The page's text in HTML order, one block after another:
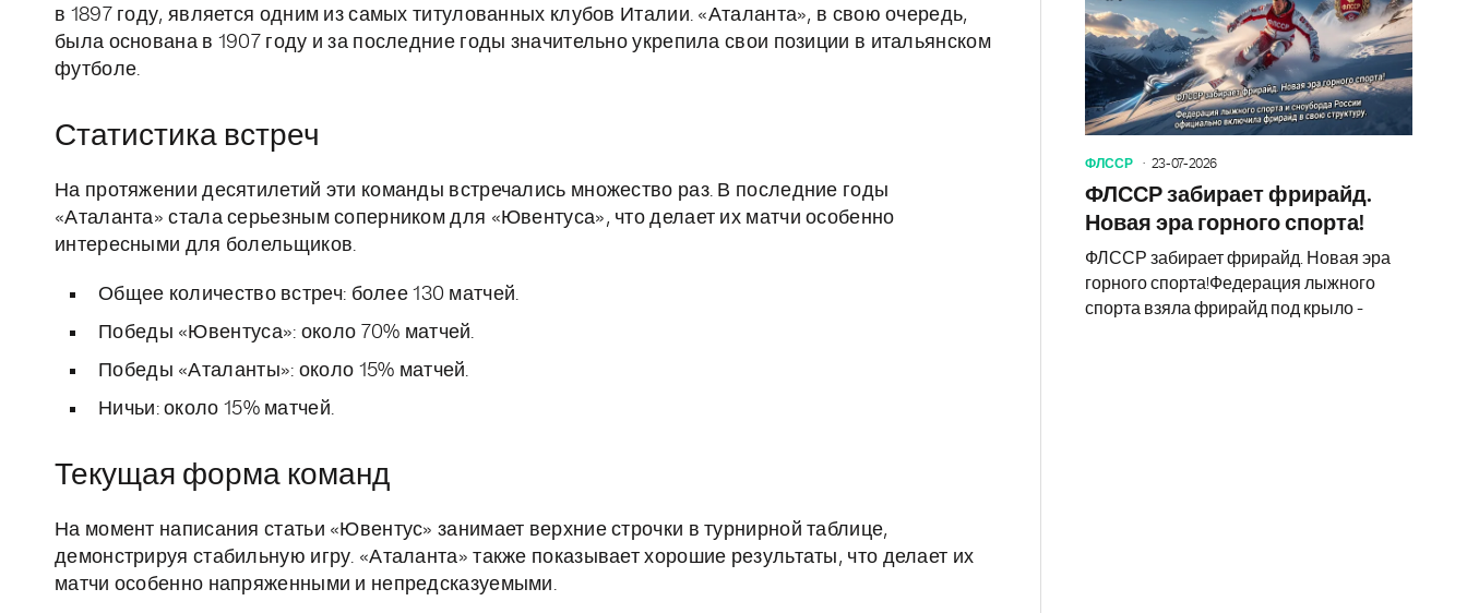
в 1897 году, является одним из самых титулованных клубов Италии. «Аталанта», в свою очередь,
была основана в 1907 году и за последние годы значительно укрепила свои позиции в итальянском
футболе.
Статистика встреч
На протяжении десятилетий эти команды встречались множество раз. В последние годы
«Аталанта» стала серьезным соперником для «Ювентуса», что делает их матчи особенно
интересными для болельщиков.
Общее количество встреч: более 130 матчей.
Победы «Ювентуса»: около 70% матчей.
Победы «Аталанты»: около 15% матчей.
Ничьи: около 15% матчей.
Текущая форма команд
На момент написания статьи «Ювентус» занимает верхние строчки в турнирной таблице,
демонстрируя стабильную игру. «Аталанта» также показывает хорошие результаты, что делает их
матчи особенно напряженными и непредсказуемыми.
ФЛССР 23-07-2026
ФЛССР забирает фрирайд.
Новая эра горного спорта!
ФЛССР забирает фрирайд. Новая эра
горного спорта!Федерация лыжного
спорта взяла фрирайд под крыло -